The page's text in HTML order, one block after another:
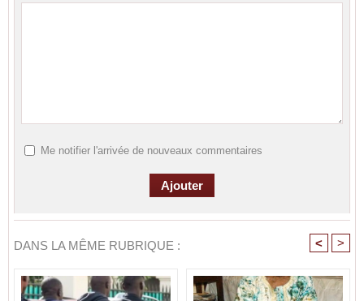
Me notifier l'arrivée de nouveaux commentaires
DANS LA MÊME RUBRIQUE : < >